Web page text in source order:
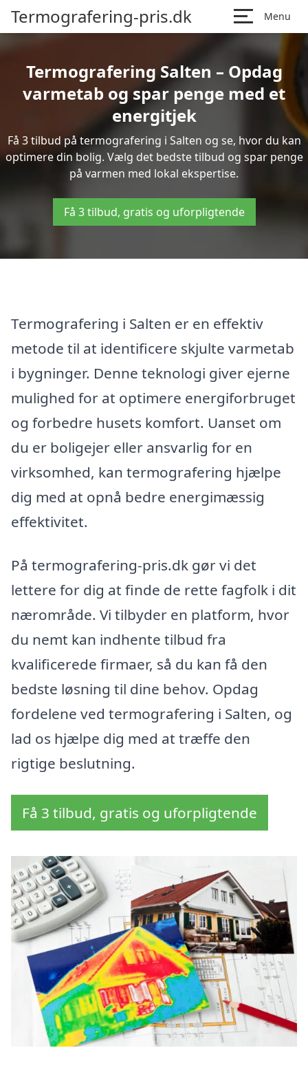
Termografering-pris.dk Menu
Termografering Salten – Opdag
varmetab og spar penge med et
energitjek
Få 3 tilbud på termografering i Salten og se, hvor du kan
optimere din bolig. Vælg det bedste tilbud og spar penge
på varmen med lokal ekspertise.
Få 3 tilbud, gratis og uforpligtende
Termografering i Salten er en effektiv
metode til at identificere skjulte varmetab
i bygninger. Denne teknologi giver ejerne
mulighed for at optimere energiforbruget
og forbedre husets komfort. Uanset om
du er boligejer eller ansvarlig for en
virksomhed, kan termografering hjælpe
dig med at opnå bedre energimæssig
effektivitet.
På termografering-pris.dk gør vi det
lettere for dig at finde de rette fagfolk i dit
nærområde. Vi tilbyder en platform, hvor
du nemt kan indhente tilbud fra
kvalificerede firmaer, så du kan få den
bedste løsning til dine behov. Opdag
fordelene ved termografering i Salten, og
lad os hjælpe dig med at træffe den
rigtige beslutning.
Få 3 tilbud, gratis og uforpligtende